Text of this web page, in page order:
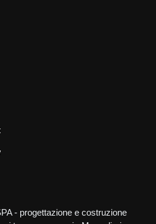
- progettazione e costruzione